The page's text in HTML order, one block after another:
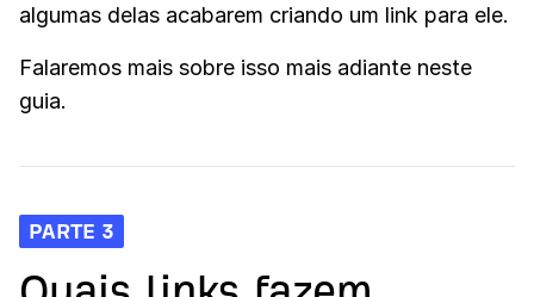
algumas delas acabarem criando um link para ele.
Falaremos mais sobre isso mais adiante neste
guia.
PARTE 3